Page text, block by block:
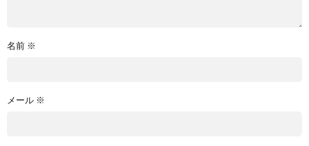
名前 ※
メール ※